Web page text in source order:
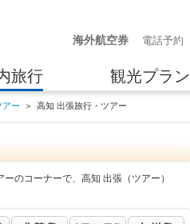
海外航空券
電話予約
旅行 観光プラン
アー ＞ 高知 出張旅行・ツアー
のコーナーで、高知 出張（ツアー）